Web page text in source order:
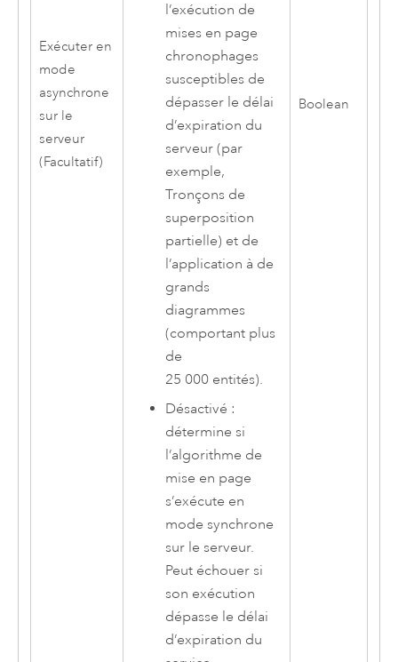
Exécuter en
mode
asynchrone
sur le
serveur
(Facultatif)
l’exécution de
mises en page
chronophages
susceptibles de
dépasser le délai
d’expiration du
serveur (par
exemple,
Tronçons de
superposition
partielle) et de
l’application à de
grands
diagrammes
(comportant plus
de
25 000 entités).
Désactivé :
détermine si
l’algorithme de
mise en page
s’exécute en
mode synchrone
sur le serveur.
Peut échouer si
son exécution
dépasse le délai
d’expiration du
Boolean